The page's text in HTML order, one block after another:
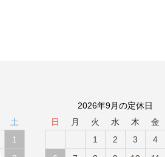
土
1
2026年9月の定休日
日
月 火 水 木 金
1
2 3 4